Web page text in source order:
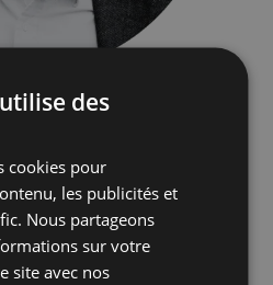
des
cookies pour
les publicités et
Nous partageons
sur votre
site avec nos